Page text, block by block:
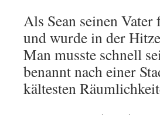
Als Sean seinen
und wurde in der
Man musste schnell
benannt nach einer
kältesten